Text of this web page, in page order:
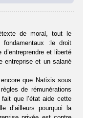
de moral, tout le
:le droit
et liberté
entreprise et un salarié
que Natixis sous
de rémunérations
que l’état aide cette
d’ailleurs pourquoi la